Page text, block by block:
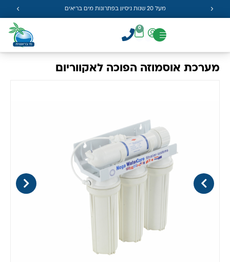
מעל 20 שנות ניסיון בפתרונות מים בריאים
0
מערכת אוסמוזה הפוכה לאקווריום